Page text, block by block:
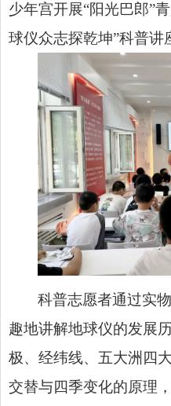
少年宫开展“阳光巴郎”
球仪众志探乾坤”科普讲
科普志愿者通过实
趣地讲解地球仪的发展
极、经纬线、五大洲四
交替与四季变化的原理